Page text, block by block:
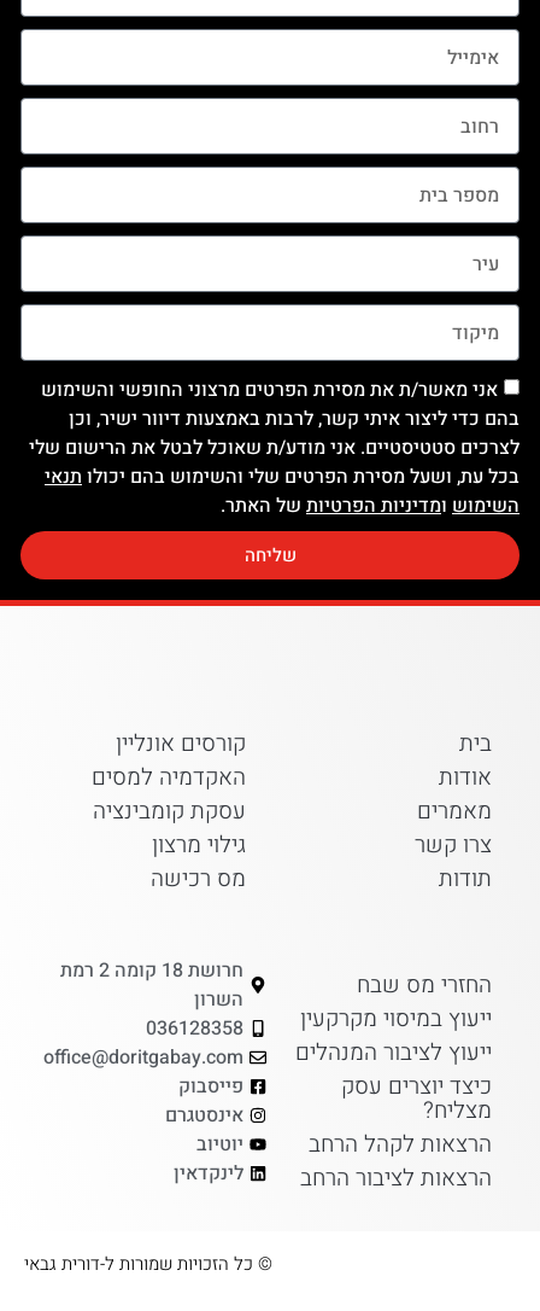
אני מאשר/ת את מסירת הפרטים מרצוני החופשי והשימוש
בהם כדי ליצור איתי קשר, לרבות באמצעות דיוור ישיר, וכן
לצרכים סטטיסטיים. אני מודע/ת שאוכל לבטל את הרישום שלי
בכל עת, ושעל מסירת הפרטים שלי והשימוש בהם יכולו תנאי
השימוש ומדיניות הפרטיות של האתר.
שליחה
בית
אודות
מאמרים
צרו קשר
תודות
קורסים אונליין
האקדמיה למסים
עסקת קומבינציה
גילוי מרצון
מס רכישה
החזרי מס שבח
ייעוץ במיסוי מקרקעין
ייעוץ לציבור המנהלים
כיצד יוצרים עסק
מצליח?
הרצאות לקהל הרחב
הרצאות לציבור הרחב
חרושת 18 קומה 2 רמת
השרון
036128358
office@doritgabay.com
פייסבוק
אינסטגרם
יוטיוב
לינקדאין
© כל הזכויות שמורות ל-דורית גבאי​